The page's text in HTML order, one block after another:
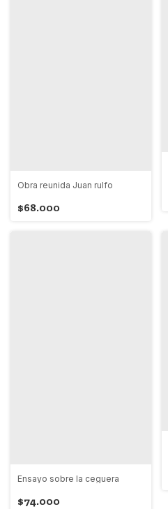
Obra reunida Juan rulfo
$68.000
Ensayo sobre la ceguera
$74.000